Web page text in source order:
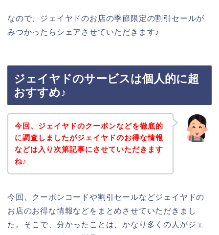
なので、ジェイヤドのお店の季節限定の割引セールが
みつかったらシェアさせていただきます♪
ジェイヤドのサービスは個人的に超
おすすめ♪
今回、ジェイヤドのクーポンなどを徹底的
に調査しましたがジェイヤドのお得な情報
などは入り次第記事にさせていただきます
ね♪
今回、クーポンコードや割引セールなどジェイヤドの
お店のお得な情報などをまとめさせていただきまし
た。そこで、分かったことは、かなり多くの人がジェ